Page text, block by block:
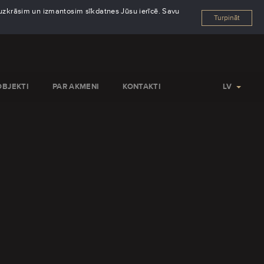
un izmantosim sīkdatnes Jūsu ierīcē. Savu
Turpināt
PAR AKMENI KONTAKTI LV